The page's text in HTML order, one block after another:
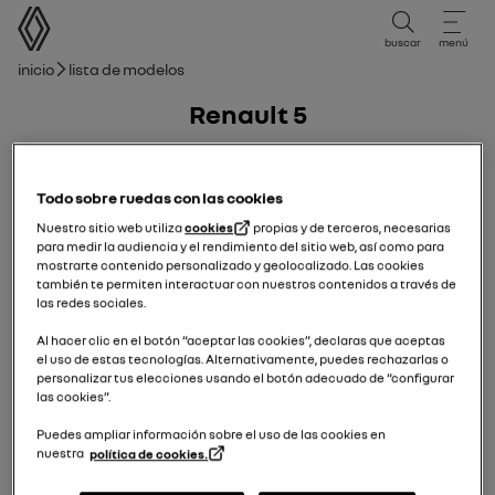
Manual de usuario
buscar menú
Ruta de navegación
Inicio Lista de modelos
Renault 5
Todo sobre ruedas con las cookies
Nuestro sitio web utilizacookies
propias y de terceros, necesarias
para medir la audiencia y el rendimiento del sitio web, así como para
mostrarte contenido personalizado y geolocalizado. Las cookies
también te permiten interactuar con nuestros contenidos a través de
las redes sociales.
Al hacer clic en el botón “aceptar las cookies”, declaras que aceptas
el uso de estas tecnologías. Alternativamente, puedes rechazarlas o
personalizar tus elecciones usando el botón adecuado de “configurar
las cookies”.
Puedes ampliar información sobre el uso de las cookies en
nuestra política de cookies.